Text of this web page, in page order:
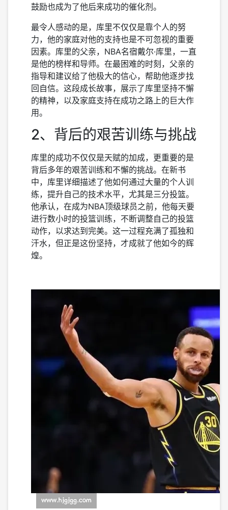
鼓励也成为了他后来成功的催化剂。
最令人感动的是，库里不仅仅是靠个人的努
力，他的家庭对他的支持也是不可忽视的重要
因素。库里的父亲，NBA名宿戴尔·库里，一直
是他的榜样和导师。在最困难的时刻，父亲的
指导和建议给了他极大的信心，帮助他逐步找
回自信。这段成长故事，展示了库里坚持不懈
的精神，以及家庭支持在成功之路上的巨大作
用。
2、背后的艰苦训练与挑战
库里的成功不仅仅是天赋的加成，更重要的是
背后多年的艰苦训练和不懈的挑战。在新书
中，库里详细描述了他如何通过大量的个人训
练，提升自己的技术水平，尤其是三分投篮。
他承认，在成为NBA顶级球员之前，他每天要
进行数小时的投篮训练，不断调整自己的投篮
动作，以求达到完美。这一过程充满了孤独和
汗水，但正是这份坚持，才成就了他如今的辉
煌。